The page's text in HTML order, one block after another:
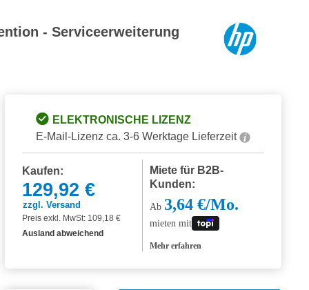
- Serviceerweiterung
ELEKTRONISCHE LIZENZ
E-Mail-Lizenz ca. 3-6 Werktage Lieferzeit
Kaufen:
129,92 €
zzgl. Versand
Preis exkl. MwSt: 109,18 €
Ausland abweichend
Miete für B2B-
Kunden:
Ab 3,64 €/Mo.
mieten mit
Mehr erfahren